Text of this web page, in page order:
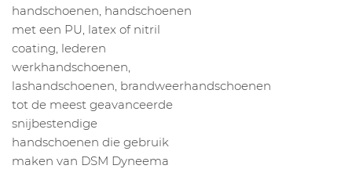
handschoenen, handschoenen
met een PU, latex of nitril
coating, lederen
werkhandschoenen,
lashandschoenen, brandweerhandschoenen
tot de meest geavanceerde
snijbestendige
handschoenen die gebruik
maken van DSM Dyneema